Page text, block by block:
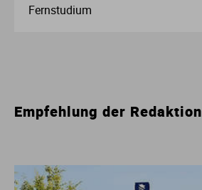
Fernstudium
Empfehlung der Redaktion